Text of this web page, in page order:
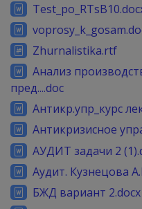
Zhurnalistika.rtf
Анализ
пред....doc
Антикр.упр_курс
Антикризисное
АУДИТ задачи 2
Аудит. Кузнецова
БЖД вариант 2.docx